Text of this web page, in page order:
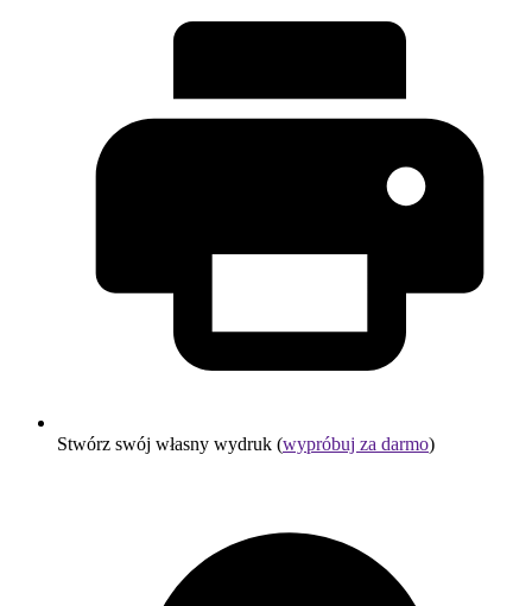
Stwórz swój własny wydruk (wypróbuj za darmo)